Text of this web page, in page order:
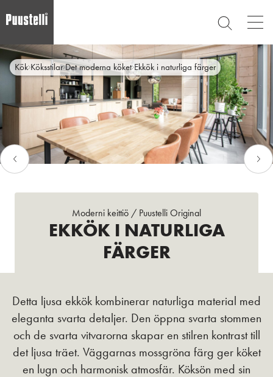
Skip
to
main
SEARCH
CLOSE
Main
menu
sv
Kök Köksstilar Det moderna köket Ekkök i naturliga färger
Moderni keittiö / Puustelli Original
EKKÖK I NATURLIGA
FÄRGER
Detta ljusa ekkök kombinerar naturliga material med
eleganta svarta detaljer. Den öppna svarta stommen
och de svarta vitvarorna skapar en stilren kontrast till
det ljusa träet. Väggarnas mossgröna färg ger köket
en lugn och harmonisk atmosfär. Köksön med sin